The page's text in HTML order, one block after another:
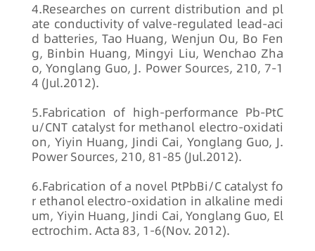
4.Researches on current distribution and pl
ate conductivity of valve-regulated lead-aci
d batteries, Tao Huang, Wenjun Ou, Bo Fen
g, Binbin Huang, Mingyi Liu, Wenchao Zha
o, Yonglang Guo, J. Power Sources, 210, 7-1
4 (Jul.2012).
5.Fabrication of high-performance Pb-PtC
u/CNT catalyst for methanol electro-oxidati
on, Yiyin Huang, Jindi Cai, Yonglang Guo, J.
Power Sources, 210, 81-85 (Jul.2012).
6.Fabrication of a novel PtPbBi/C catalyst fo
r ethanol electro-oxidation in alkaline medi
um, Yiyin Huang, Jindi Cai, Yonglang Guo, El
ectrochim. Acta 83, 1-6(Nov. 2012).